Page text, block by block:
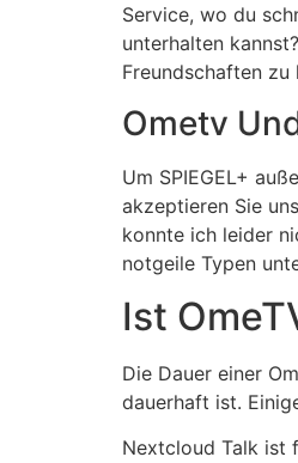
Service, wo du
unterhalten
Freundschaften
Ometv
Um SPIEGEL+
akzeptieren Sie
konnte ich leider
notgeile Typen
Ist
Die Dauer einer
dauerhaft ist.
Nextcloud Talk ist